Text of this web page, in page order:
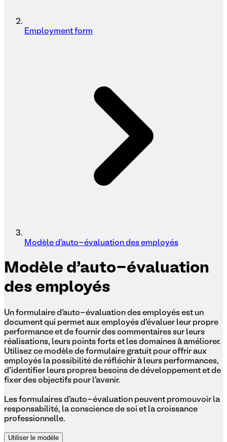
Employment form
Modèle d'auto-évaluation des employés
Modèle d'auto-évaluation
des employés
Un formulaire d'auto-évaluation des employés est un
document qui permet aux employés d'évaluer leur propre
performance et de fournir des commentaires sur leurs
réalisations, leurs points forts et les domaines à améliorer.
Utilisez ce modèle de formulaire gratuit pour offrir aux
employés la possibilité de réfléchir à leurs performances,
d'identifier leurs propres besoins de développement et de
fixer des objectifs pour l'avenir.
Les formulaires d'auto-évaluation peuvent promouvoir la
responsabilité, la conscience de soi et la croissance
professionnelle.
Utiliser le modèle